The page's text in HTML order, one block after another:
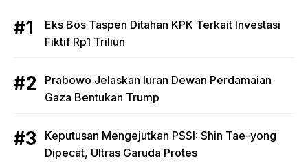
Eks Bos Taspen Ditahan KPK Terkait Investasi
Fiktif Rp1 Triliun
Prabowo Jelaskan Iuran Dewan Perdamaian
Gaza Bentukan Trump
Keputusan Mengejutkan PSSI: Shin Tae-yong
Dipecat, Ultras Garuda Protes